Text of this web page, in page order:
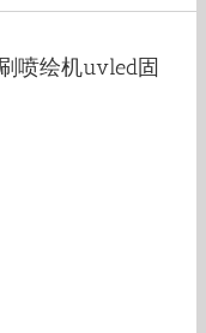
喷绘机uvled固